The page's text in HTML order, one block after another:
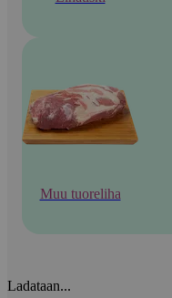
Muu tuoreliha
Ladataan...